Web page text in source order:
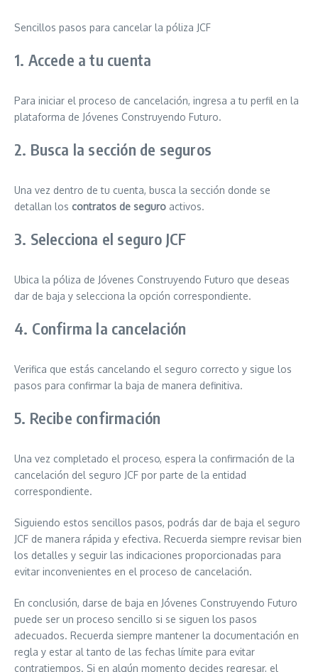
Sencillos pasos para cancelar la póliza JCF
1. Accede a tu cuenta
Para iniciar el proceso de cancelación, ingresa a tu perfil en la
plataforma de Jóvenes Construyendo Futuro.
2. Busca la sección de seguros
Una vez dentro de tu cuenta, busca la sección donde se
detallan los contratos de seguro activos.
3. Selecciona el seguro JCF
Ubica la póliza de Jóvenes Construyendo Futuro que deseas
dar de baja y selecciona la opción correspondiente.
4. Confirma la cancelación
Verifica que estás cancelando el seguro correcto y sigue los
pasos para confirmar la baja de manera definitiva.
5. Recibe confirmación
Una vez completado el proceso, espera la confirmación de la
cancelación del seguro JCF por parte de la entidad
correspondiente.
Siguiendo estos sencillos pasos, podrás dar de baja el seguro
JCF de manera rápida y efectiva. Recuerda siempre revisar bien
los detalles y seguir las indicaciones proporcionadas para
evitar inconvenientes en el proceso de cancelación.
En conclusión, darse de baja en Jóvenes Construyendo Futuro
puede ser un proceso sencillo si se siguen los pasos
adecuados. Recuerda siempre mantener la documentación en
regla y estar al tanto de las fechas límite para evitar
contratiempos. Si en algún momento decides regresar, el